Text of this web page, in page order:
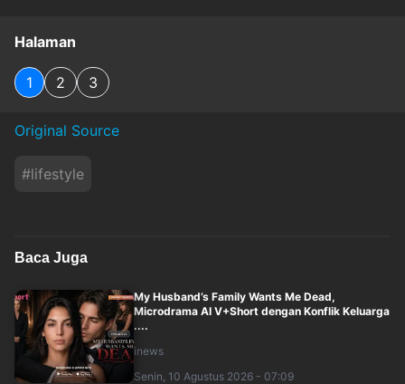
Halaman
1 2 3
Original Source
#lifestyle
Baca Juga
My Husband’s Family Wants Me Dead,
Microdrama AI V+Short dengan Konflik Keluarga
....
inews
Senin, 10 Agustus 2026 - 07:09